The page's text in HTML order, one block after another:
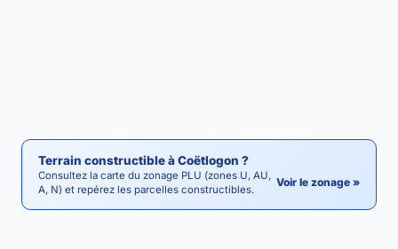
Terrain constructible à Coëtlogon ?
Consultez la carte du zonage PLU (zones U, AU,
A, N) et repérez les parcelles constructibles.
Voir le zonage »